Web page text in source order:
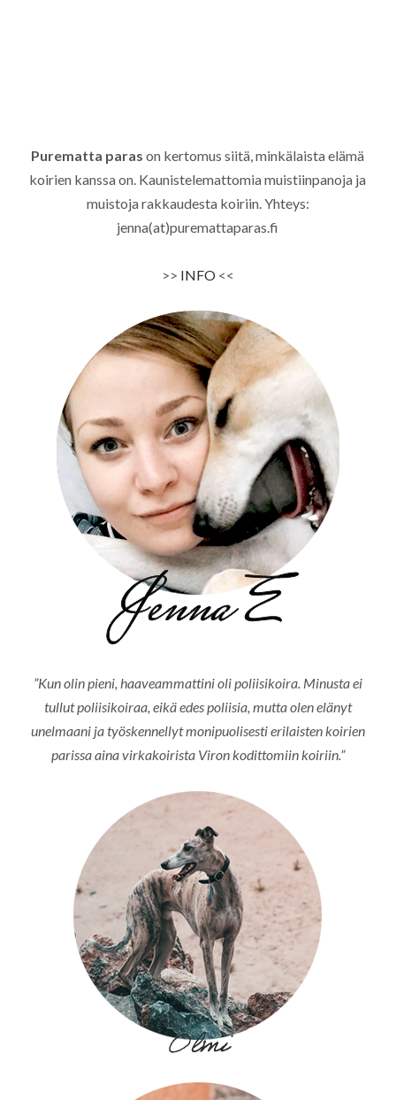
Purematta paras on kertomus siitä, minkälaista elämä
koirien kanssa on. Kaunistelemattomia muistiinpanoja ja
muistoja rakkaudesta koiriin. Yhteys:
jenna(at)puremattaparas.fi
>> INFO<<
”Kun olin pieni, haaveammattini oli poliisikoira. Minusta ei
tullut poliisikoiraa, eikä edes poliisia, mutta olen elänyt
unelmaani ja työskennellyt monipuolisesti erilaisten koirien
parissa aina virkakoirista Viron kodittomiin koiriin.”